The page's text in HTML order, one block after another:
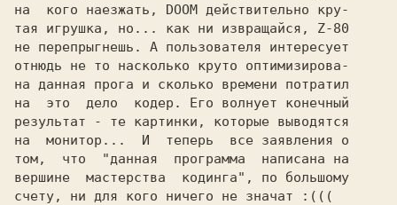
на  кого наезжать, DOOM
тая игрушка, но... как ни извращайся,
не перепрыгнешь. А пользователя интересует
отнюдь не то насколько круто оптимизирова-
на данная прога и сколько времени потратил
на  это  дело  кодер. Его волнует конечный
результат - те картинки, которые выводятся
на  монитор...  И  теперь  все заявления о
том,  что
"данная  программа  написана на
вершине  мастерства  кодинга", по большому
счету, ни для кого ничего не значат :(((